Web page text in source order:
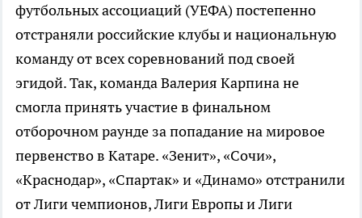
футбольных ассоциаций (УЕФА) постепенно
отстраняли российские клубы и национальную
команду от всех соревнований под своей
эгидой. Так, команда Валерия Карпина не
смогла принять участие в финальном
отборочном раунде за попадание на мировое
первенство в Катаре. «Зенит», «Сочи»,
«Краснодар», «Спартак» и «Динамо» отстранили
от Лиги чемпионов, Лиги Европы и Лиги